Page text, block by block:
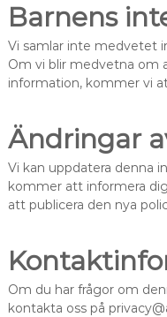
Barnens
Vi samlar inte medvetet
Om vi blir medvetna om
information, kommer vi
Ändringar
Vi kan uppdatera denna
kommer att informera
att publicera den nya
Om du har frågor om
kontakta oss på